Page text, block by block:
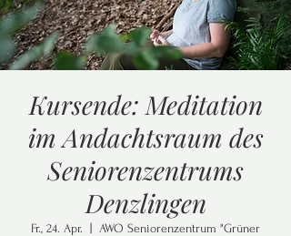
Kursende: Meditation
im Andachtsraum des
Seniorenzentrums
Denzlingen
Fr., 24. Apr.
AWO Seniorenzentrum "Grüner